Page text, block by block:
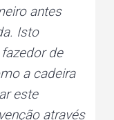
antes
Isto
de
a cadeira
este
através